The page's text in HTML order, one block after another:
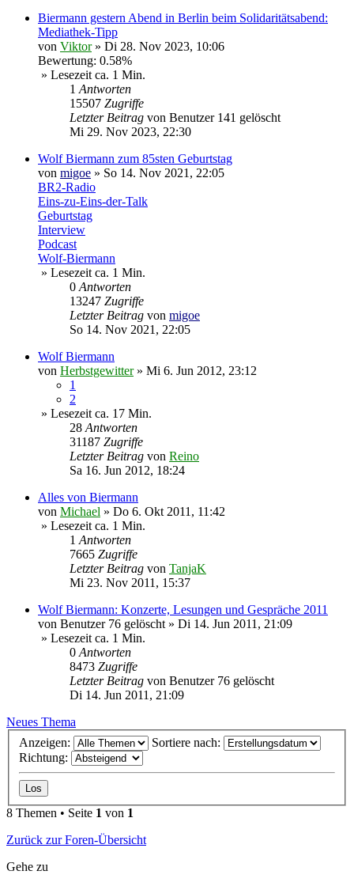
Biermann gestern Abend in Berlin beim Solidaritätsabend:
Mediathek-Tipp
von Viktor» Di 28. Nov 2023, 10:06
Bewertung: 0.58%
» Lesezeit ca. 1 Min.
1Antworten
15507 Zugriffe
Letzter Beitrag von Benutzer 141 gelöscht
Mi 29. Nov 2023, 22:30
Wolf Biermann zum 85sten Geburtstag
von migoe » So 14. Nov 2021, 22:05
BR2-Radio
Eins-zu-Eins-der-Talk
Geburtstag
Interview
Podcast
Wolf-Biermann
» Lesezeit ca. 1 Min.
0Antworten
13247 Zugriffe
Letzter Beitrag von migoe
So 14. Nov 2021, 22:05
Wolf Biermann
von Herbstgewitter» Mi 6. Jun 2012, 23:12
1
2
» Lesezeit ca. 17 Min.
28Antworten
31187 Zugriffe
Letzter Beitrag von Reino
Sa 16. Jun 2012, 18:24
Alles von Biermann
von Michael » Do 6. Okt 2011, 11:42
» Lesezeit ca. 1 Min.
1Antworten
7665 Zugriffe
Letzter Beitrag von TanjaK
Mi 23. Nov 2011, 15:37
Wolf Biermann: Konzerte, Lesungen und Gespräche 2011
von Benutzer 76 gelöscht» Di 14. Jun 2011, 21:09
» Lesezeit ca. 1 Min.
0Antworten
8473 Zugriffe
Letzter Beitrag von Benutzer 76 gelöscht
Di 14. Jun 2011, 21:09
Neues Thema
Anzeigen:
Sortiere nach:
Richtung:
8 Themen • Seite 1 von 1
Zurück zur Foren-Übersicht
Gehe zu